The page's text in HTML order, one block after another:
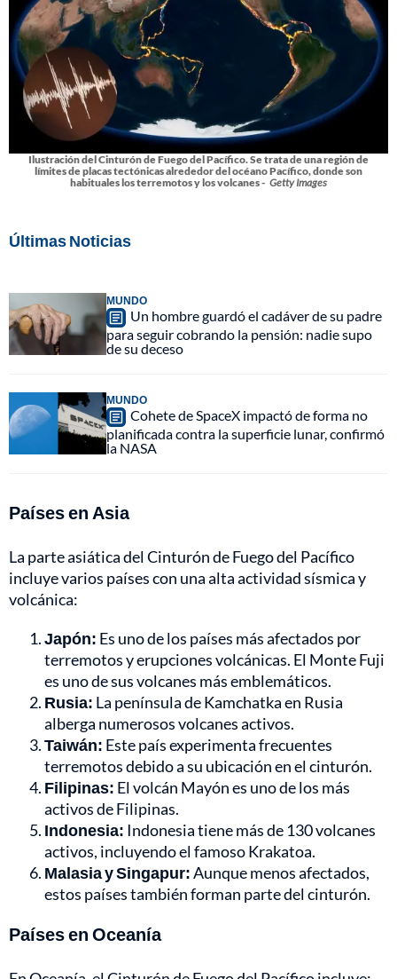
Ilustración del Cinturón de Fuego del Pacífico. Se trata de una región de
límites de placas tectónicas alrededor del océano Pacífico, donde son
habituales los terremotos y los volcanes - Getty Images
Últimas Noticias
MUNDO
Un hombre guardó el cadáver de su padre
para seguir cobrando la pensión: nadie supo
de su deceso
MUNDO
Cohete de SpaceX impactó de forma no
planificada contra la superficie lunar, confirmó
la NASA
Países en Asia
La parte asiática del Cinturón de Fuego del Pacífico
incluye varios países con una alta actividad sísmica y
volcánica:
Japón: Es uno de los países más afectados por
terremotos y erupciones volcánicas. El Monte Fuji
es uno de sus volcanes más emblemáticos.
Rusia: La península de Kamchatka en Rusia
alberga numerosos volcanes activos.
Taiwán: Este país experimenta frecuentes
terremotos debido a su ubicación en el cinturón.
Filipinas: El volcán Mayón es uno de los más
activos de Filipinas.
Indonesia: Indonesia tiene más de 130 volcanes
activos, incluyendo el famoso Krakatoa.
Malasia y Singapur:Aunque menos afectados,
estos países también forman parte del cinturón.
Países en Oceanía